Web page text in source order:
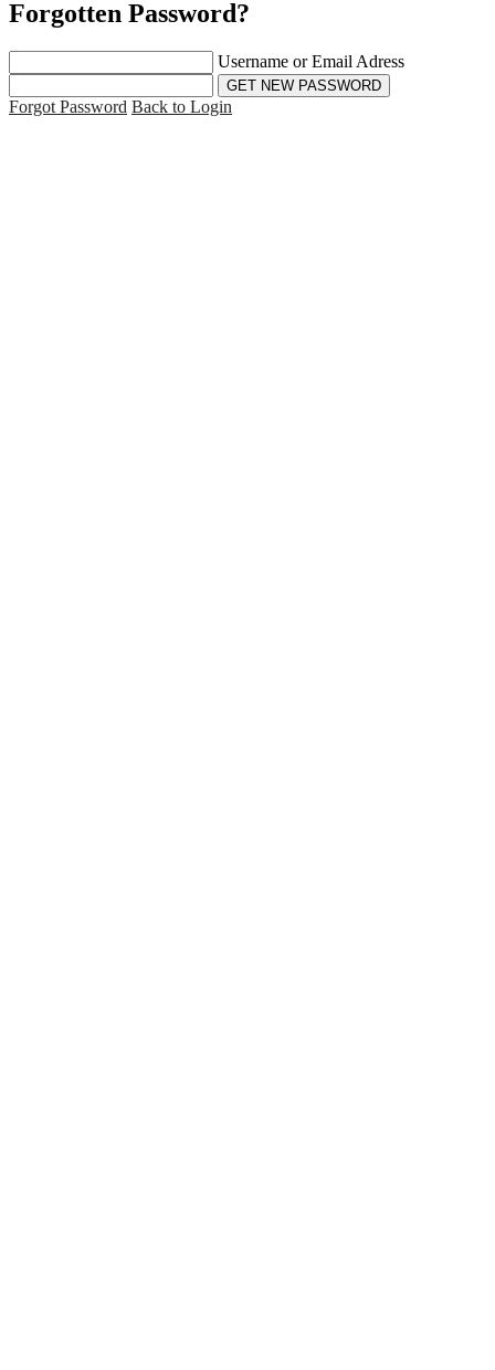
Forgotten Password?
Username or Email Adress
Forgot Password Back to Login